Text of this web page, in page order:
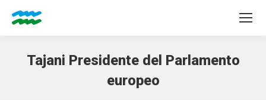
Tajani Presidente del Parlamento
europeo